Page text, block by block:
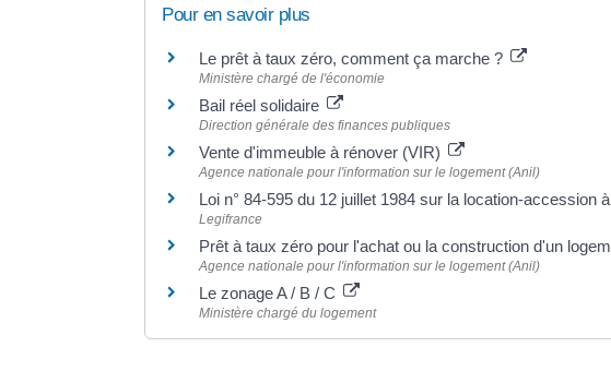
Pour en savoir plus
Le prêt à taux zéro, comment ça marche ?
Ministère chargé de l'économie
Bail réel solidaire
Direction générale des finances publiques
Vente d'immeuble à rénover (VIR)
Agence nationale pour l'information sur le logement (Anil)
Loi n° 84-595 du 12 juillet 1984 sur la location-accession
Legifrance
Prêt à taux zéro pour l'achat ou la construction d'un
Agence nationale pour l'information sur le logement (Anil)
Le zonage A / B / C
Ministère chargé du logement